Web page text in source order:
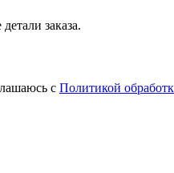
заказа.
с Политикой